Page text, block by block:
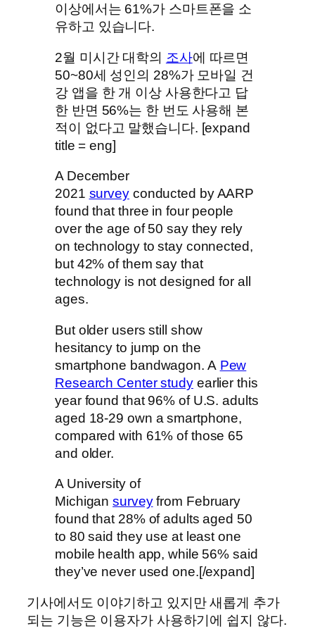
이상에서는 61%가 스마트폰을 소
유하고 있습니다.
2월 미시간 대학의 조사에 따르면
50~80세 성인의 28%가 모바일 건
강 앱을 한 개 이상 사용한다고 답
한 반면 56%는 한 번도 사용해 본
적이 없다고 말했습니다. [expand
title = eng]
A December
2021 surveyconducted by AARP
found that three in four people
over the age of 50 say they rely
on technology to stay connected,
but 42% of them say that
technology is not designed for all
ages.
But older users still show
hesitancy to jump on the
smartphone bandwagon. A Pew
Research Center studyearlier this
year found that 96% of U.S. adults
aged 18-29 own a smartphone,
compared with 61% of those 65
and older.
A University of
Michigansurveyfrom February
found that 28% of adults aged 50
to 80 said they use at least one
mobile health app, while 56% said
they’ve never used one.[/expand]
기사에서도 이야기하고 있지만 새롭게 추가
되는 기능은 이용자가 사용하기에 쉽지 않다.